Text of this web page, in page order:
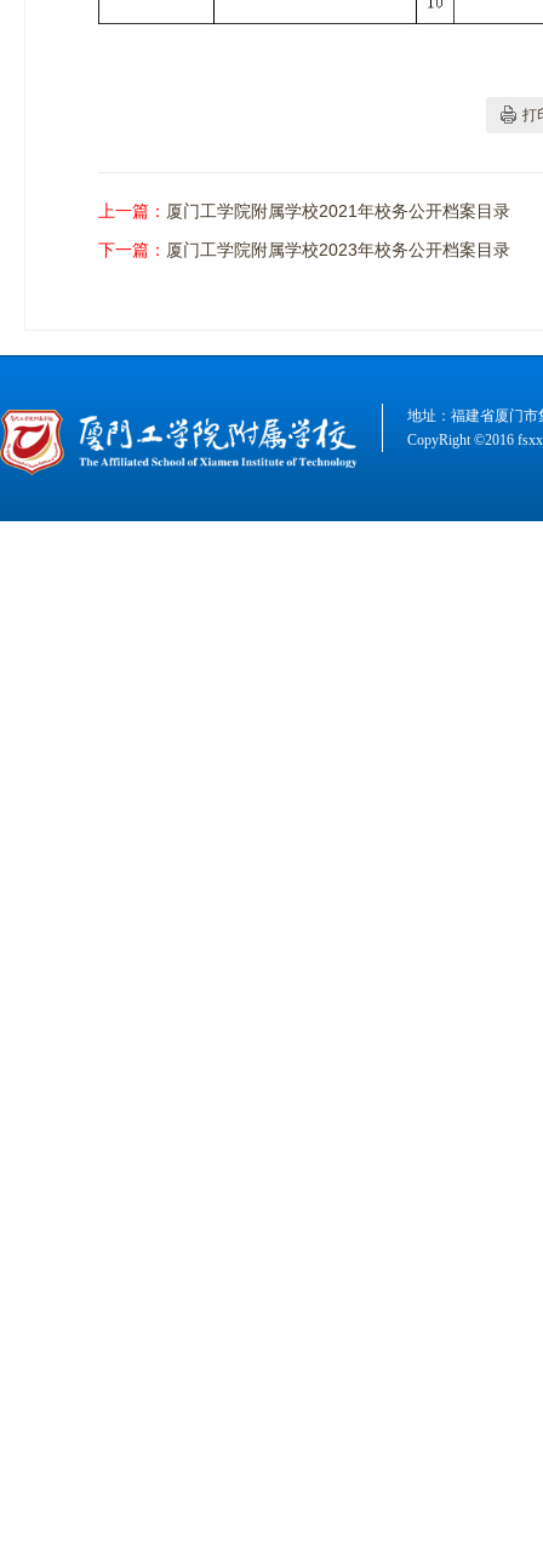
打
上一篇： 厦门工学院附属学校2021年校务公开档案目录
下一篇： 厦门工学院附属学校2023年校务公开档案目录
地址：福建省厦门市
CopyRight ©2016